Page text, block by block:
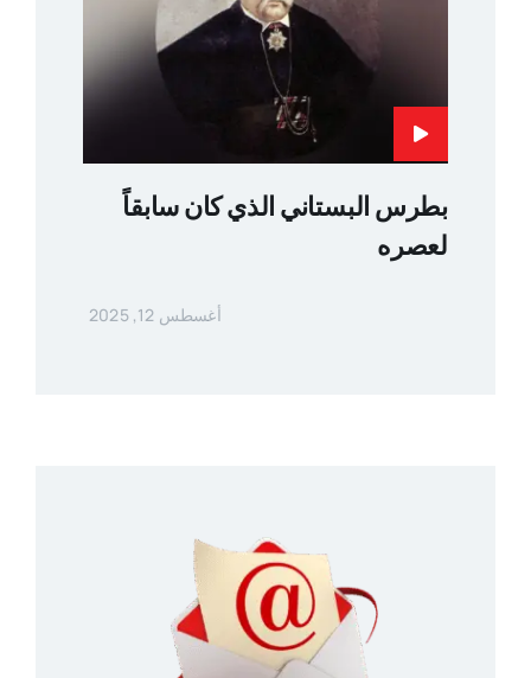
بطرس البستاني الذي كان سابقاً
لعصره
أغسطس 12, 2025